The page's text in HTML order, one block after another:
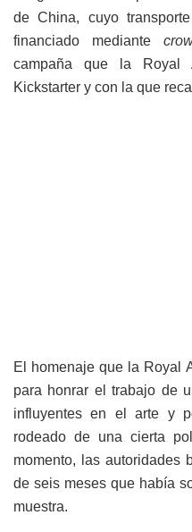
de China, cuyo
financiado mediante
campaña que la Royal
Kickstarter y con la que
El homenaje que la Royal
para honrar el trabajo de
influyentes en el arte y
rodeado de una cierta
momento, las autoridades
de seis meses que había
muestra.